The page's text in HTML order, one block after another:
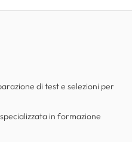
di test e selezioni per
in formazione